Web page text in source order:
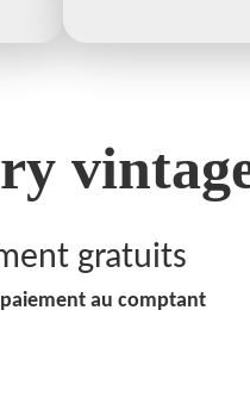
gratuits
au comptant